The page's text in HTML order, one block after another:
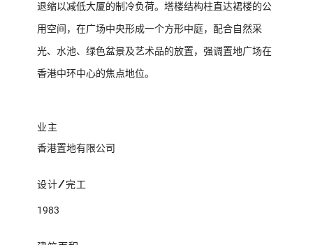
退缩以减低大厦的制冷负荷。塔楼结构柱直达裙楼的公
用空间，在广场中央形成一个方形中庭，配合自然采
光、水池、绿色盆景及艺术品的放置，强调置地广场在
香港中环中心的焦点地位。
业主
香港置地有限公司
设计/完工
1983